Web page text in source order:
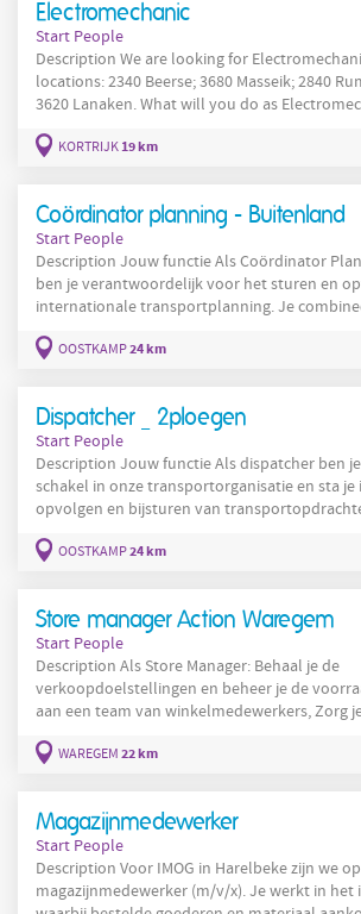
toonaangevende
Electromechanic
Start People
Description We are looking for Electromechanics at various
locations: 2340 Beerse; 3680 Masseik; 2840 Rumst; 2390 Malle;
3620 Lanaken. What will you do as Electromechanic? After a
operation of production lines, as well as
the operator,
KORTRIJK19 km
Coördinator planning - Buitenland
Start People
Description Jouw functie Als Coördinator Planning Buitenland
ben je verantwoordelijk voor het sturen en
internationale transportplanning. Je
Je takenpakket omvat onder andere: Het opvolgen en
OOSTKAMP24 km
Dispatcher _ 2ploegen
Start People
Description Jouw functie Als dispatcher ben je een cruciale
schakel in onze transportorganisatie en sta je in
opvolgen en bijsturen van transportopdrachten Het plannen
interne diensten Het lokaliseren en opvolgen van het wagenpark
OOSTKAMP24 km
Store manager Action Waregem
Start People
Description Als Store Manager: Behaal je de
verkoopdoelstellingen en beheer je de voorraad, Geef je
aan een team van winkelmedewerkers, Zorg je voor een
schapindeling, Controleer je de voortgang van het werk, Zorg je
WAREGEM 22 km
Magazijnmedewerker
Start People
Description Voor IMOG in Harelbeke zijn we op zoek naar een
magazijnmedewerker (m/v/x). Je werkt in het interne magazijn